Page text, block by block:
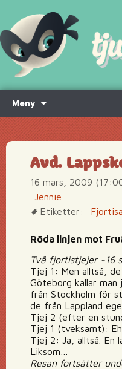
Meny
innehåll
Avd.
16 mars, 2009
Jennie
Etiketter:
Röda linjen mot
Två fjortistjejer ~16
Tjej 1: Men alltså,
Göteborg kallar
från Stockholm för
de från Lappland
Tjej 2 (efter en
Tjej 1 (tveksamt):
Tjej 2: Ja, alltså. En
Liksom…
Resan fortsätter